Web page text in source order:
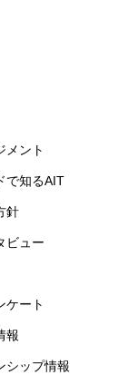
メント
で知るAIT
針
ビュー
ケート
報
シップ情報